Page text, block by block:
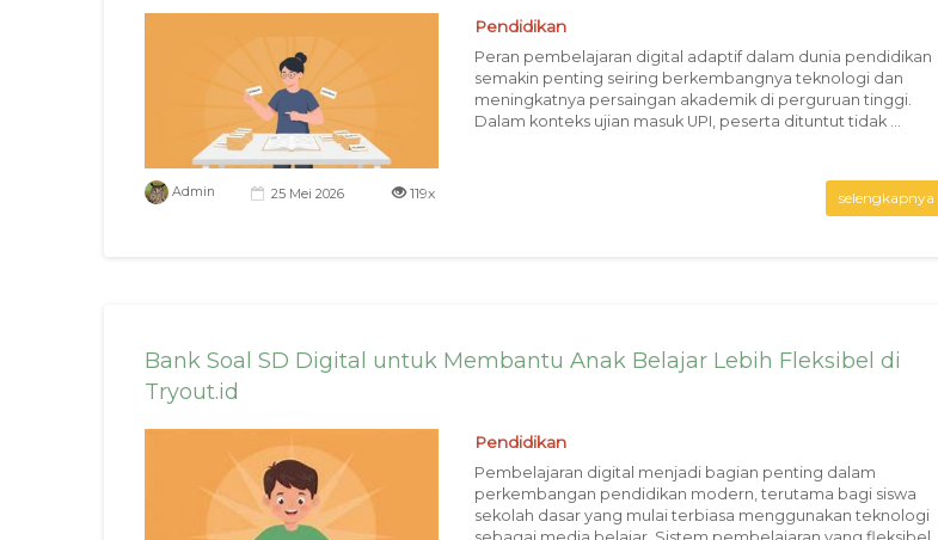
Pendidikan
Peran pembelajaran digital adaptif dalam dunia pendidikan
semakin penting seiring berkembangnya teknologi dan
meningkatnya persaingan akademik di perguruan tinggi.
Dalam konteks ujian masuk UPI, peserta dituntut tidak ...
Admin 25 Mei 2026 119x selengkapnya
Bank Soal SD Digital untuk Membantu Anak Belajar Lebih Fleksibel di
Tryout.id
Pendidikan
Pembelajaran digital menjadi bagian penting dalam
perkembangan pendidikan modern, terutama bagi siswa
sekolah dasar yang mulai terbiasa menggunakan teknologi